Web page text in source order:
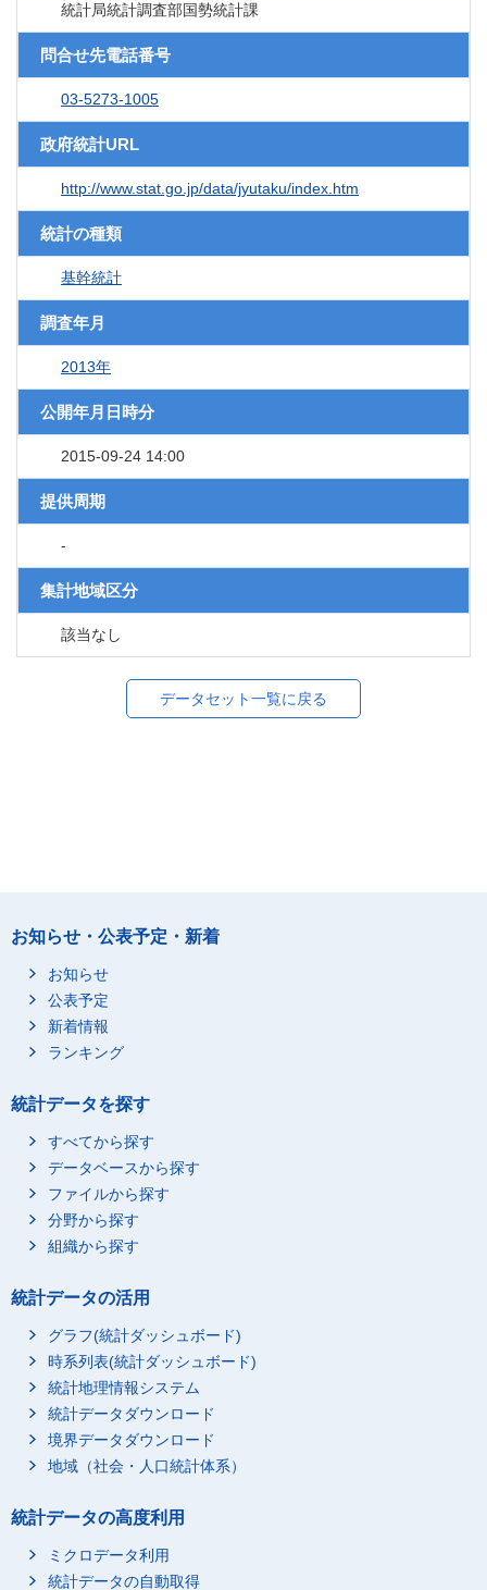
統計局統計調査部国勢統計課
問合せ先電話番号
03-5273-1005
政府統計URL
http://www.stat.go.jp/data/jyutaku/index.htm
統計の種類
基幹統計
調査年月
2013年
公開年月日時分
2015-09-24 14:00
提供周期
-
集計地域区分
該当なし
データセット一覧に戻る
お知らせ・公表予定・新着
お知らせ
公表予定
新着情報
ランキング
統計データを探す
すべてから探す
データベースから探す
ファイルから探す
分野から探す
組織から探す
統計データの活用
グラフ(統計ダッシュボード)
時系列表(統計ダッシュボード)
統計地理情報システム
統計データダウンロード
境界データダウンロード
地域（社会・人口統計体系）
統計データの高度利用
ミクロデータ利用
統計データの自動取得